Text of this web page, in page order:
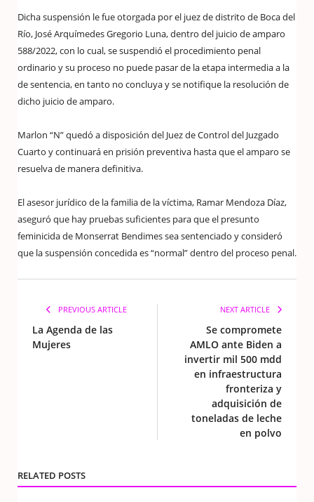
Dicha suspensión le fue otorgada por el juez de distrito de Boca del
Río, José Arquímedes Gregorio Luna, dentro del juicio de amparo
588/2022, con lo cual, se suspendió el procedimiento penal
ordinario y su proceso no puede pasar de la etapa intermedia a la
de sentencia, en tanto no concluya y se notifique la resolución de
dicho juicio de amparo.
Marlon “N” quedó a disposición del Juez de Control del Juzgado
Cuarto y continuará en prisión preventiva hasta que el amparo se
resuelva de manera definitiva.
El asesor jurídico de la familia de la víctima, Ramar Mendoza Díaz,
aseguró que hay pruebas suficientes para que el presunto
feminicida de Monserrat Bendimes sea sentenciado y consideró
que la suspensión concedida es “normal” dentro del proceso penal.
PREVIOUS ARTICLE
La Agenda de las
Mujeres
NEXT ARTICLE
Se compromete
AMLO ante Biden a
invertir mil 500 mdd
en infraestructura
fronteriza y
adquisición de
toneladas de leche
en polvo
RELATED POSTS